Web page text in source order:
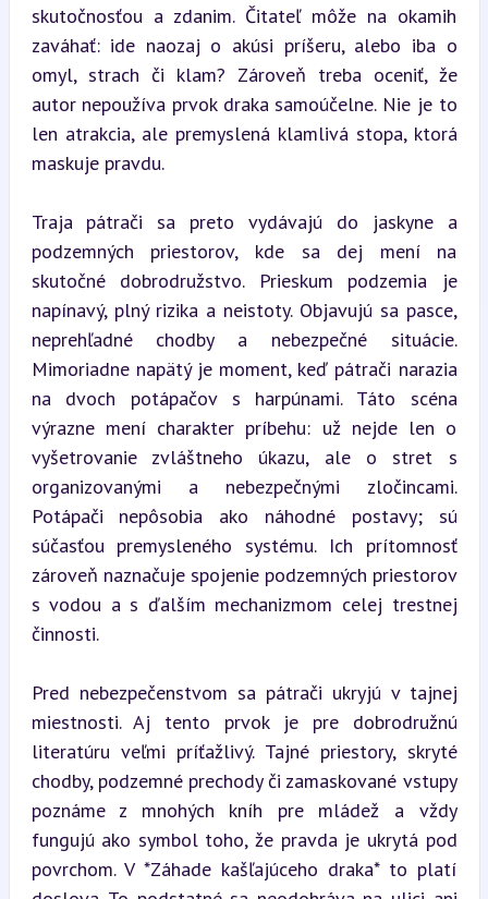
skutočnosťou a zdanim. Čitateľ môže na okamih
zaváhať: ide naozaj o akúsi príšeru, alebo iba o
omyl, strach či klam? Zároveň treba oceniť, že
autor nepoužíva prvok draka samoúčelne. Nie je to
len atrakcia, ale premyslená klamlivá stopa, ktorá
maskuje pravdu.
Traja pátrači sa preto vydávajú do jaskyne a
podzemných priestorov, kde sa dej mení na
skutočné dobrodružstvo. Prieskum podzemia je
napínavý, plný rizika a neistoty. Objavujú sa pasce,
neprehľadné chodby a nebezpečné situácie.
Mimoriadne napätý je moment, keď pátrači narazia
na dvoch potápačov s harpúnami. Táto scéna
výrazne mení charakter príbehu: už nejde len o
vyšetrovanie zvláštneho úkazu, ale o stret s
organizovanými a nebezpečnými zločincami.
Potápači nepôsobia ako náhodné postavy; sú
súčasťou premysleného systému. Ich prítomnosť
zároveň naznačuje spojenie podzemných priestorov
s vodou a s ďalším mechanizmom celej trestnej
činnosti.
Pred nebezpečenstvom sa pátrači ukryjú v tajnej
miestnosti. Aj tento prvok je pre dobrodružnú
literatúru veľmi príťažlivý. Tajné priestory, skryté
chodby, podzemné prechody či zamaskované vstupy
poznáme z mnohých kníh pre mládež a vždy
fungujú ako symbol toho, že pravda je ukrytá pod
povrchom. V *Záhade kašľajúceho draka* to platí